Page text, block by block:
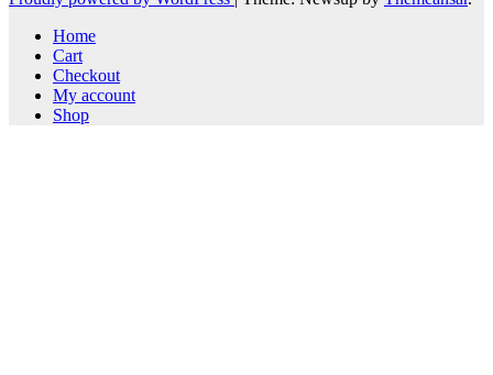
Home
Cart
Checkout
My account
Shop